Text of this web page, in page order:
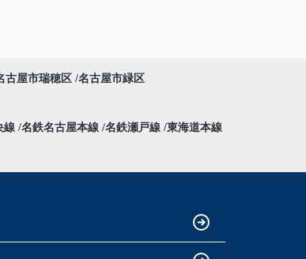
古屋市瑞穂区 名古屋市緑区
線 名鉄名古屋本線 名鉄瀬戸線 東海道本線